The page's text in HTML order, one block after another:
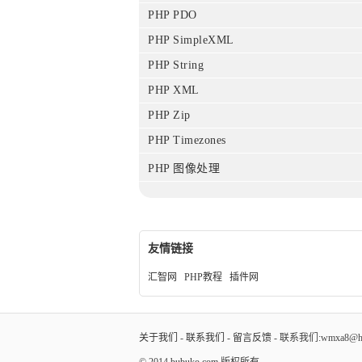
PHP PDO
PHP SimpleXML
PHP String
PHP XML
PHP Zip
PHP Timezones
PHP 图像处理
友情链接
汇智网 PHP教程 插件网
关于我们 - 联系我们 - 留言反馈 - 联系我们